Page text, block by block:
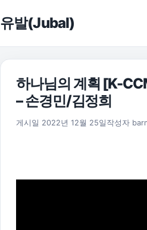
유발(Jubal)
하나님의 계획 [K-
– 손경민/김정희
게시일 2022년 12월 25일 2025년 11
작성자